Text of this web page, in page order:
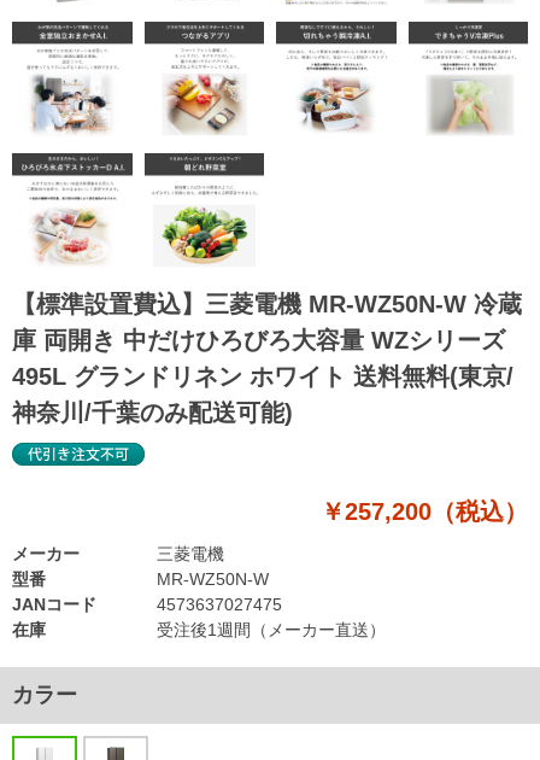
【標準設置費込】三菱電機 MR-WZ50N-W 冷蔵
庫 両開き 中だけひろびろ大容量 WZシリーズ
495L グランドリネン ホワイト 送料無料(東京/
神奈川/千葉のみ配送可能)
￥257,200（税込）
型番
MR-WZ50N-W
JANコード
4573637027475
在庫
受注後1週間（メーカー直送）
メーカー 三菱電機
カラー